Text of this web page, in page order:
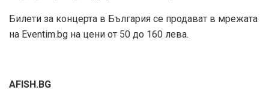
Билети за концерта в България се продават в мрежата
на Eventim.bg на цени от 50 до 160 лева.
AFISH.BG